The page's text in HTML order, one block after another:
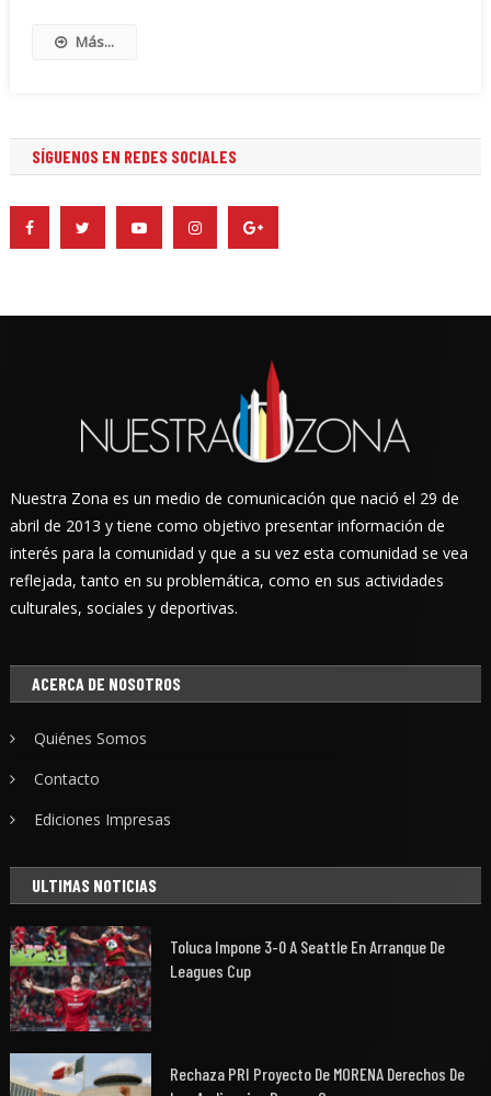
Más...
SÍGUENOS EN REDES SOCIALES
Nuestra Zona es un medio de comunicación que nació el 29 de
abril de 2013 y tiene como objetivo presentar información de
interés para la comunidad y que a su vez esta comunidad se vea
reflejada, tanto en su problemática, como en sus actividades
culturales, sociales y deportivas.
ACERCA DE NOSOTROS
Quiénes Somos
Contacto
Ediciones Impresas
ULTIMAS NOTICIAS
Toluca Impone 3-0 A Seattle En Arranque De
Leagues Cup
Rechaza PRI Proyecto De MORENA Derechos De